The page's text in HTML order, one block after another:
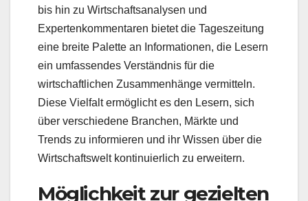
bis hin zu Wirtschaftsanalysen und
Expertenkommentaren bietet die Tageszeitung
eine breite Palette an Informationen, die Lesern
ein umfassendes Verständnis für die
wirtschaftlichen Zusammenhänge vermitteln.
Diese Vielfalt ermöglicht es den Lesern, sich
über verschiedene Branchen, Märkte und
Trends zu informieren und ihr Wissen über die
Wirtschaftswelt kontinuierlich zu erweitern.
Möglichkeit zur gezielten